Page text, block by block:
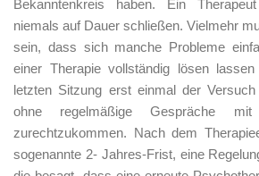
Bekanntenkreis haben. Ein
niemals auf Dauer schließen. Vielmehr
sein, dass sich manche Probleme
einer Therapie vollständig lösen
letzten Sitzung erst einmal der
ohne regelmäßige Gespräche
zurechtzukommen. Nach dem
sogenannte 2- Jahres-Frist, eine